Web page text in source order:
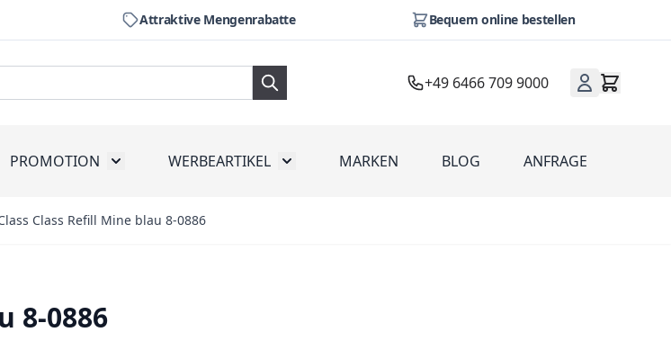
Attraktive Mengenrabatte Bequem online bestellen
+49 6466 709 9000
submenu for Drinkware
PROMOTION Toggle submenu for Promotion
WERBEARTIKEL Toggle submenu for Werbeartikel
MARKEN BLOG ANFRAGE
Class Refill Mine blau 8-0886
8-0886